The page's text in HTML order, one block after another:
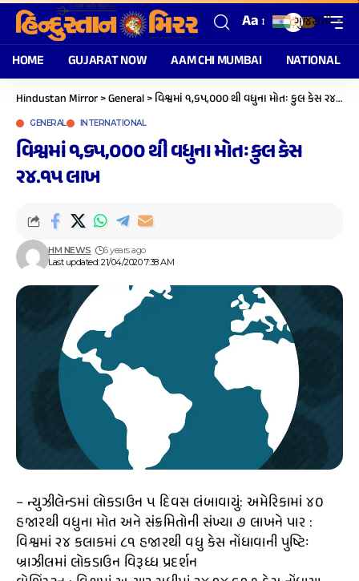
Aa
HOME GUJARAT NOW AAM CHI MUMBAI NATIONAL
Hindustan Mirror>General>વિશ્વમાં ૧,૬૫,૦૦૦ થી વધુના મોતઃ કુલ કેસ ૨૪.૧૫ લાખ
GENERAL INTERNATIONAL
વિશ્વમાં ૧,૬૫,૦૦૦ થી વધુના મોતઃ કુલ કેસ
૨૪.૧૫ લાખ
Last updated: 21/04/2020 7:38 AM
HM NEWS 6 years ago
– ન્યુઝીલેન્ડમાં લોકડાઉન ૫ દિવસ લંબાવાયું: અમેરિકામાં ૪૦
હજારથી વધુના મોત અને સંક્રમિતોની સંખ્યા ૭ લાખને પાર :
વિશ્વમાં ૨૪ કલાકમાં ૮૧ હજારથી વધુ કેસ નોંધાવાની પુષ્ટિઃ
બ્રાઝીલમાં લોકડાઉન વિરૂધ્ધ પ્રદર્શન
ગુજરાતી ▼